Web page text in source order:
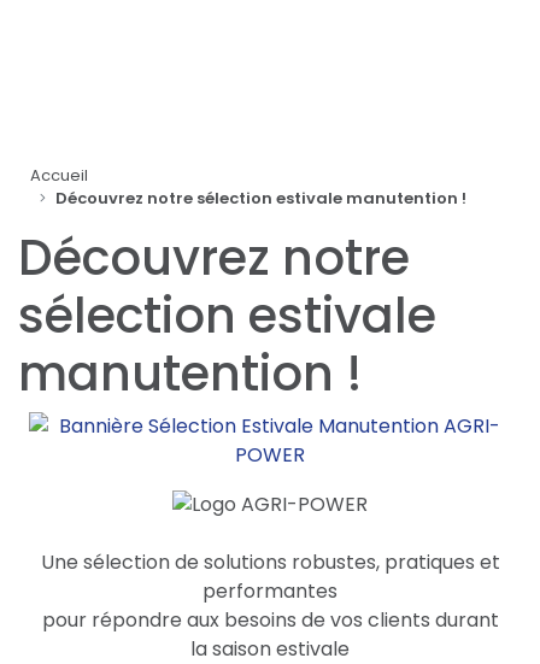
Accueil
Découvrez notre sélection estivale manutention !
Découvrez notre
sélection estivale
manutention !
Une sélection de solutions robustes, pratiques et
performantes
pour répondre aux besoins de vos clients durant
la saison estivale